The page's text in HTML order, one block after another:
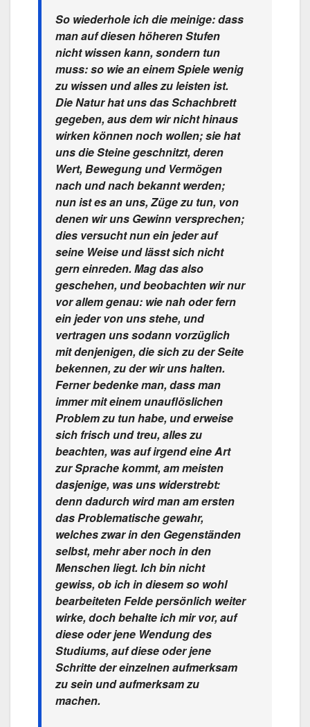
So wiederhole ich die meinige: dass
man auf diesen höheren Stufen
nicht wissen kann, sondern tun
muss: so wie an einem Spiele wenig
zu wissen und alles zu leisten ist.
Die Natur hat uns das Schachbrett
gegeben, aus dem wir nicht hinaus
wirken können noch wollen; sie hat
uns die Steine geschnitzt, deren
Wert, Bewegung und Vermögen
nach und nach bekannt werden;
nun ist es an uns, Züge zu tun, von
denen wir uns Gewinn versprechen;
dies versucht nun ein jeder auf
seine Weise und lässt sich nicht
gern einreden. Mag das also
geschehen, und beobachten wir nur
vor allem genau: wie nah oder fern
ein jeder von uns stehe, und
vertragen uns sodann vorzüglich
mit denjenigen, die sich zu der Seite
bekennen, zu der wir uns halten.
Ferner bedenke man, dass man
immer mit einem unauflöslichen
Problem zu tun habe, und erweise
sich frisch und treu, alles zu
beachten, was auf irgend eine Art
zur Sprache kommt, am meisten
dasjenige, was uns widerstrebt:
denn dadurch wird man am ersten
das Problematische gewahr,
welches zwar in den Gegenständen
selbst, mehr aber noch in den
Menschen liegt. Ich bin nicht
gewiss, ob ich in diesem so wohl
bearbeiteten Felde persönlich weiter
wirke, doch behalte ich mir vor, auf
diese oder jene Wendung des
Studiums, auf diese oder jene
Schritte der einzelnen aufmerksam
zu sein und aufmerksam zu
machen.